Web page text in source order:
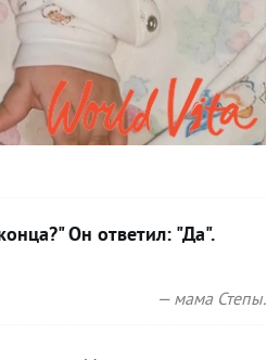
Он ответил: "Да".
— мама Степы.